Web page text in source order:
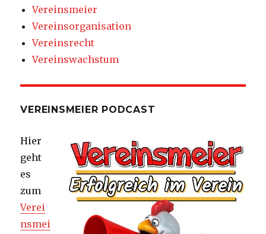
Vereinsmeier
Vereinsorganisation
Vereinsrecht
Vereinswachstum
VEREINSMEIER PODCAST
Hier
geht
es
zum
Verei
nsmei